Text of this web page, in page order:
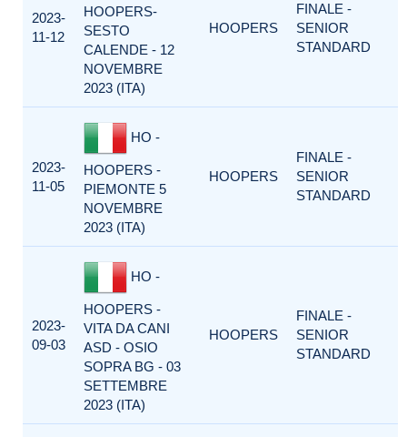
2023-
11-12
HOOPERS-
SESTO
CALENDE - 12
NOVEMBRE
2023 (ITA)
HOOPERS
FINALE -
SENIOR
STANDARD
2023-
11-05
HO -
HOOPERS -
PIEMONTE 5
NOVEMBRE
2023 (ITA)
HOOPERS
FINALE -
SENIOR
STANDARD
2023-
09-03
HO -
HOOPERS -
VITA DA CANI
ASD - OSIO
SOPRA BG - 03
SETTEMBRE
2023 (ITA)
HOOPERS
FINALE -
SENIOR
STANDARD